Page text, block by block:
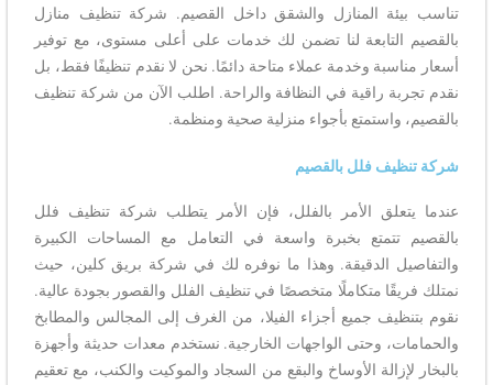
تناسب بيئة المنازل والشقق داخل القصيم. شركة تنظيف منازل
بالقصيم التابعة لنا تضمن لك خدمات على أعلى مستوى، مع توفير
أسعار مناسبة وخدمة عملاء متاحة دائمًا. نحن لا نقدم تنظيفًا فقط، بل
نقدم تجربة راقية في النظافة والراحة. اطلب الآن من شركة تنظيف
بالقصيم، واستمتع بأجواء منزلية صحية ومنظمة.
شركة تنظيف فلل بالقصيم
عندما يتعلق الأمر بالفلل، فإن الأمر يتطلب شركة تنظيف فلل
بالقصيم تتمتع بخبرة واسعة في التعامل مع المساحات الكبيرة
والتفاصيل الدقيقة. وهذا ما نوفره لك في شركة بريق كلين، حيث
نمتلك فريقًا متكاملًا متخصصًا في تنظيف الفلل والقصور بجودة عالية.
نقوم بتنظيف جميع أجزاء الفيلا، من الغرف إلى المجالس والمطابخ
والحمامات، وحتى الواجهات الخارجية. نستخدم معدات حديثة وأجهزة
بالبخار لإزالة الأوساخ والبقع من السجاد والموكيت والكنب، مع تعقيم